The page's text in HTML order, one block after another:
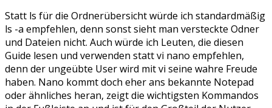
Statt ls für die Ordnerübersicht würde ich standardmäßig
ls -a empfehlen, denn sonst sieht man versteckte Odner
und Dateien nicht. Auch würde ich Leuten, die diesen
Guide lesen und verwenden statt vi nano empfehlen,
denn der ungeübte User wird mit vi seine wahre Freude
haben. Nano kommt doch eher ans bekannte Notepad
oder ähnliches heran, zeigt die wichtigsten Kommandos